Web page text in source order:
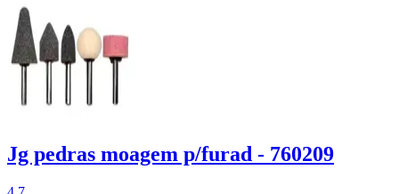
Jg pedras moagem p/furad - 760209